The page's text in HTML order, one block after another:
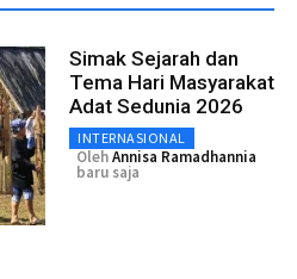
Simak Sejarah dan
Tema Hari Masyarakat
Adat Sedunia 2026
INTERNASIONAL
OlehAnnisa Ramadhannia
baru saja